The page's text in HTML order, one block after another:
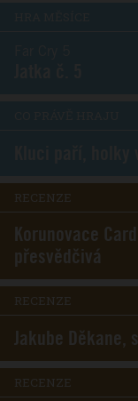
RECENZE
Korunovace
přesvědčivá
RECENZE
Jakube Děkane,
RECENZE